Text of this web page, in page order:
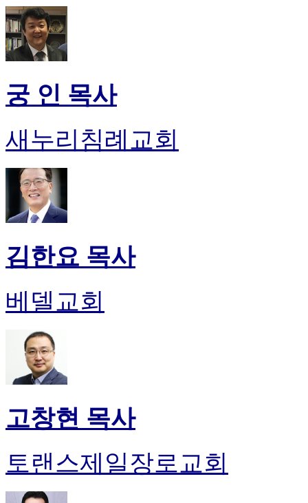
궁 인 목사
새누리침례교회
김한요 목사
베델교회
고창현 목사
토랜스제일장로교회